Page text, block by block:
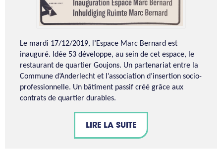
Le mardi 17/12/2019, l’Espace Marc Bernard est
inauguré. Idée 53 développe, au sein de cet espace, le
restaurant de quartier Goujons. Un partenariat entre la
Commune d’Anderlecht et l’association d’insertion socio-
professionnelle. Un bâtiment passif créé grâce aux
contrats de quartier durables.
LIRE LA SUITE